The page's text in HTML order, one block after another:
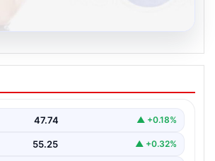
platformu İle Sanal
Adresi Ve
insanların seviyeli bir şekilde bağlantı
47.74 ▲ +0.18%
55.25 ▲ +0.32%